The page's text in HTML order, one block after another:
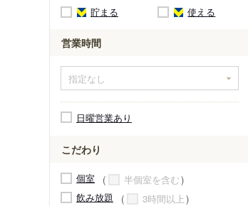
貯まる 使える
営業時間
日曜営業あり
こだわり
個室
半個室を含む
飲み放題
3時間以上